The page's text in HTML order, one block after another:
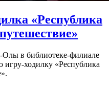
«Республика
в библиотеке-филиале
ходилку «Республика